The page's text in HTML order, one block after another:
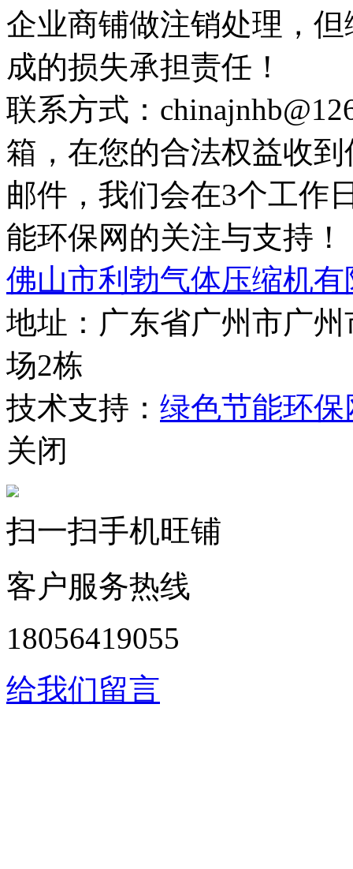
企业商铺做注销处理，
成的损失承担责任！
联系方式：
箱，在您的合法权益收
邮件，我们会在3个工作
能环保网的关注与支持！
佛山市利勃气体压缩机有
地址：广东省广州市广
场2栋
技术支持： 绿色节能环保
关闭
扫一扫手机旺铺
客户服务热线
18056419055
给我们留言